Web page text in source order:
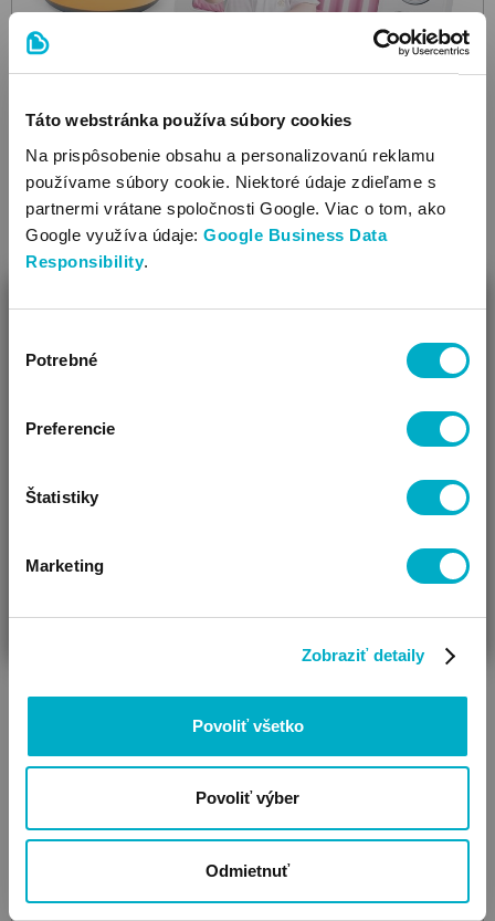
Táto webstránka používa súbory cookies
Na prispôsobenie obsahu a personalizovanú reklamu
používame súbory cookie. Niektoré údaje zdieľame s
partnermi vrátane spoločnosti Google. Viac o tom, ako
Google využíva údaje: Google Business Data
Responsibility.
súhlasu
Potrebné
Preferencie
Štatistiky
Marketing
Zobraziť detaily
Povoliť všetko
Povoliť výber
Odmietnuť
VTECH
VM5254 elektronická opatrovateľka s kamerou
117.49 €
VM5367 elektronická opatrovateľka s kamerou